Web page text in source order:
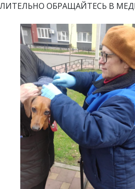
ОБРАЩАЙТЕСЬ В